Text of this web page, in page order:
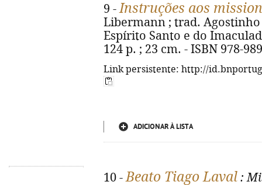
9 -Instruções aos
Libermann ; trad. Agostinho
Espírito Santo e do
124 p. ; 23 cm. - ISBN 978-
Link persistente: http://
ADICIONAR À LISTA
10 -Beato Tiago Laval :